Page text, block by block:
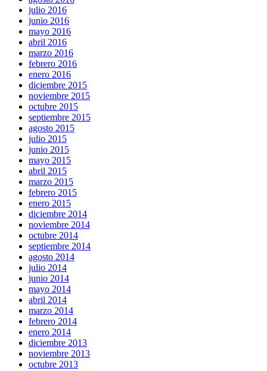
julio 2016
junio 2016
mayo 2016
abril 2016
marzo 2016
febrero 2016
enero 2016
diciembre 2015
noviembre 2015
octubre 2015
septiembre 2015
agosto 2015
julio 2015
junio 2015
mayo 2015
abril 2015
marzo 2015
febrero 2015
enero 2015
diciembre 2014
noviembre 2014
octubre 2014
septiembre 2014
agosto 2014
julio 2014
junio 2014
mayo 2014
abril 2014
marzo 2014
febrero 2014
enero 2014
diciembre 2013
noviembre 2013
octubre 2013